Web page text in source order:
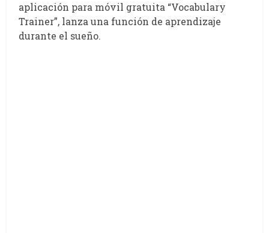
aplicación para móvil gratuita “Vocabulary
Trainer”, lanza una función de aprendizaje
durante el sueño.